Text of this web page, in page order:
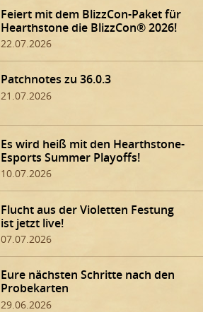
Feiert mit dem BlizzCon-Paket für
Hearthstone die BlizzCon® 2026!
22.07.2026
Patchnotes zu 36.0.3
21.07.2026
Es wird heiß mit den Hearthstone-
Esports Summer Playoffs!
10.07.2026
Flucht aus der Violetten Festung
ist jetzt live!
07.07.2026
Eure nächsten Schritte nach den
Probekarten
29.06.2026